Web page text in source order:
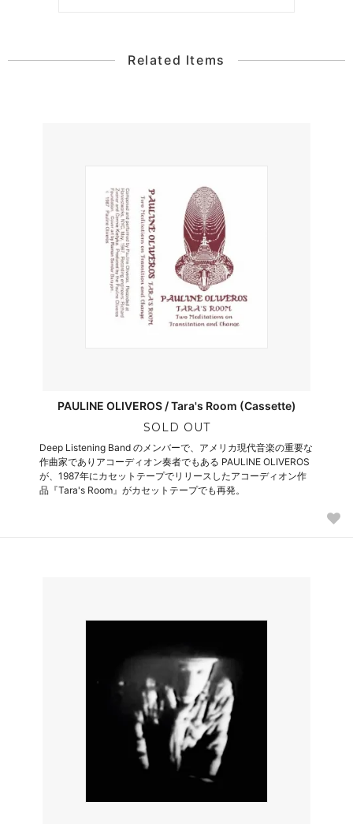
Related Items
PAULINE OLIVEROS / Tara's Room (Cassette)
SOLD OUT
Deep Listening Band のメンバーで、アメリカ現代音楽の重要な
作曲家でありアコーディオン奏者でもある PAULINE OLIVEROS
が、1987年にカセットテープでリリースしたアコーディオン作
品『Tara's Room』がカセットテープでも再発。